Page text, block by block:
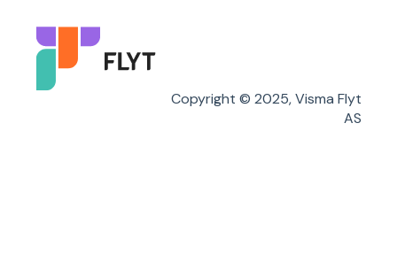
Flyt Foresatt
Copyright © 2025, Visma Flyt
AS